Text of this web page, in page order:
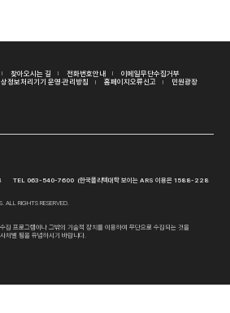
찾아오시는 길 전화번호안내 이메일무단수집거부
정보처리기기 운영·관리방침 홈페이지오류신고 민원광장
TEL 063-540-7600 (한국폴리텍대학 보이는 ARS 이용은 1588-228
ALL RIGHTS RESERVED.
집 프로그램이나 그밖의 기술적 장치를 이용하여 무단으로 수집되는 것을
처벌 됨을 유념하시기 바랍니다.